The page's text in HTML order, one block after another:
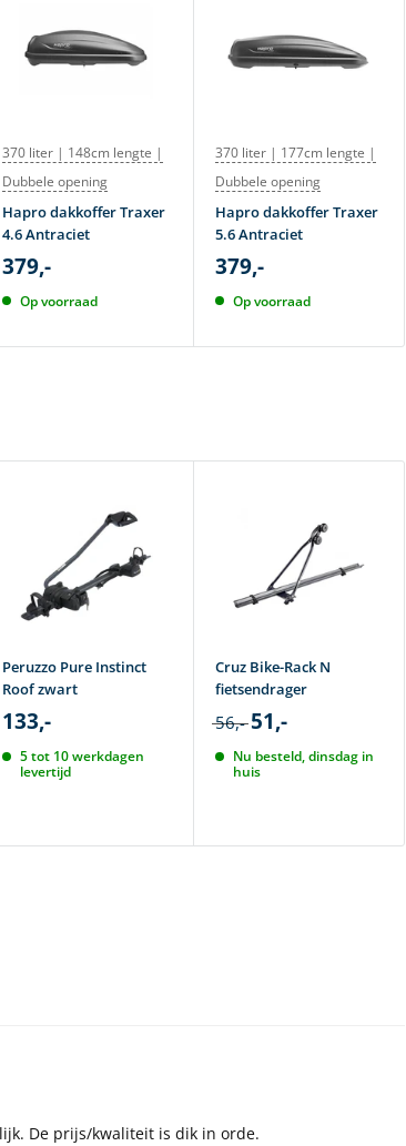
370 liter | 148cm lengte |
Dubbele opening
Hapro dakkoffer Traxer
4.6 Antraciet
379,-
Op voorraad
370 liter | 177cm lengte |
Dubbele opening
Hapro dakkoffer Traxer
5.6 Antraciet
379,-
Op voorraad
Peruzzo Pure Instinct
Roof zwart
133,-
5 tot 10 werkdagen
levertijd
Cruz Bike-Rack N
fietsendrager
56,- 51,-
Nu besteld, dinsdag in
huis
De prijs/kwaliteit is dik in orde.